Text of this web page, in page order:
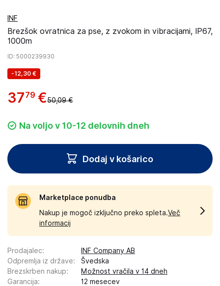
INF
Brezšok ovratnica za pse, z zvokom in vibracijami, IP67,
1000m
ID: 5000239930
-12,30 €
3779 €50,09 €
Na voljo v 10-12 delovnih dneh
Dodaj v košarico
Marketplace ponudba
Nakup je mogoč izključno preko spleta.Več
informacij
Prodajalec:
INF Company AB
Odpremlja iz države:
Švedska
Brezskrben nakup:
Možnost vračila v 14 dneh
Garancija: 12 mesecev